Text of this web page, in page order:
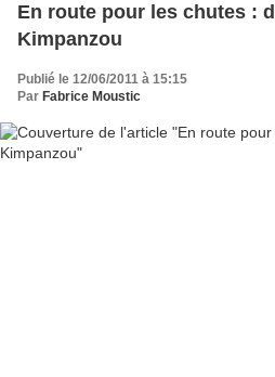
En route pour les chutes :
Kimpanzou
Publié le 12/06/2011 à 15:15
Par Fabrice Moustic